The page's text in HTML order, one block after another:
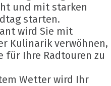
und mit starken
starten.
wird Sie mit
Kulinarik verwöhnen,
für Ihre Radtouren zu
Wetter wird Ihr